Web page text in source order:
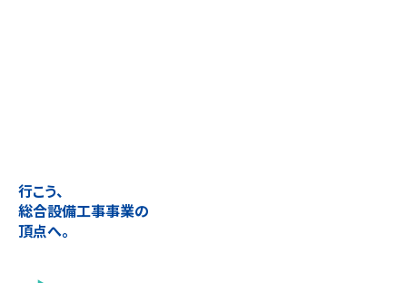
行こう、
総合設備工事事業の
頂点へ。